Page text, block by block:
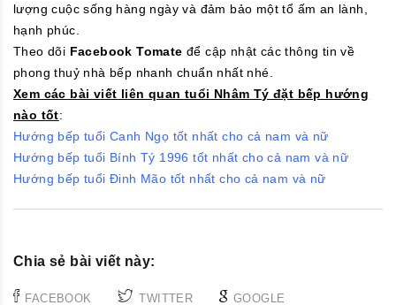
lượng cuộc sống hàng ngày và đảm bảo một tổ ấm an lành,
hạnh phúc.
Theo dõi Facebook Tomate để cập nhật các thông tin về
phong thuỷ nhà bếp nhanh chuẩn nhất nhé.
Xem các bài viết liên quan tuổi Nhâm Tý đặt bếp hướng
nào tốt:
Hướng bếp tuổi Canh Ngọ tốt nhất cho cả nam và nữ
Hướng bếp tuổi Bính Tý 1996 tốt nhất cho cả nam và nữ
Hướng bếp tuổi Đinh Mão tốt nhất cho cả nam và nữ
Chia sẻ bài viết này:
FACEBOOK TWITTER GOOGLE